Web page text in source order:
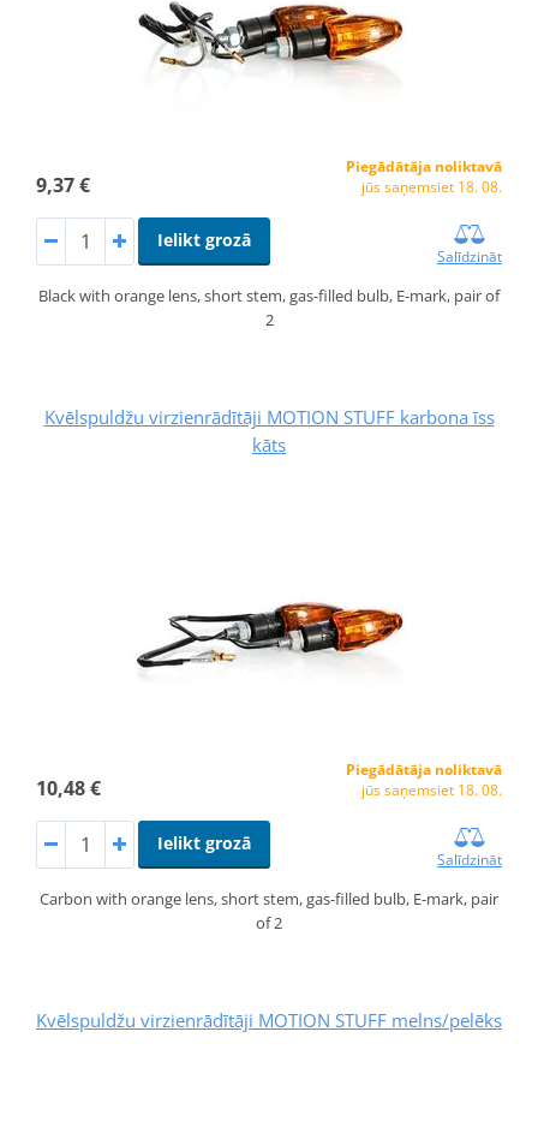
9,37 €
Piegādātāja noliktavā
jūs saņemsiet 18. 08.
Ielikt grozā
Salīdzināt
Black with orange lens, short stem, gas-filled bulb, E-mark, pair of
2
Kvēlspuldžu virzienrādītāji MOTION STUFF karbona īss
kāts
10,48 €
Piegādātāja noliktavā
jūs saņemsiet 18. 08.
Ielikt grozā
Salīdzināt
Carbon with orange lens, short stem, gas-filled bulb, E-mark, pair
of 2
Kvēlspuldžu virzienrādītāji MOTION STUFF melns/pelēks